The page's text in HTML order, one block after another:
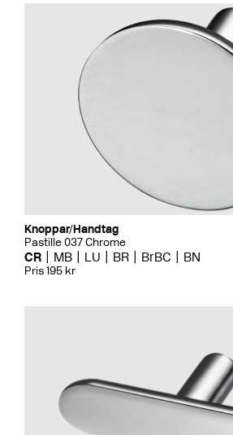
Knoppar/Handtag
Pastille 037 Chrome
CR MB LU BR BrBC BN
Pris 195 kr